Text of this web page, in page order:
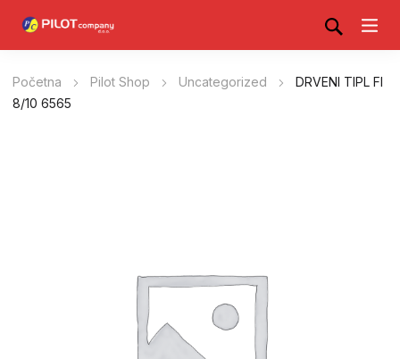
Početna Pilot Shop Uncategorized
DRVENI TIPL FI
8/10 6565